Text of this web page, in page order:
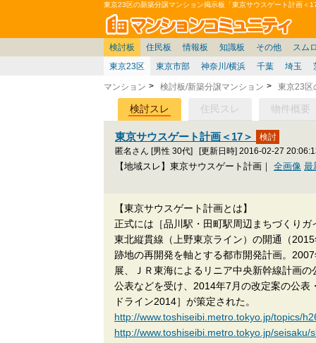
東京23区の新築分譲マンション掲示板「東京サウスゲート計画＜
マ
検討板
東京23区
東京市部 神奈川/横浜 千葉 埼玉
住民板
東京 神奈川 埼玉/千葉/関東 札幌/東北/北陸/信越
情報板
価格表 スムログ出張所 暮らしやすさ評価 見学
知識板
住宅ローン デベ/ゼネコン マンション雑談 マ
その他
雑談 賃貸 移住相談 リゾート 広告 バトル
スム
お便り返し 座談会/対談 ブロガーの本音 マン
関東 中部 近畿 北海道 東北 中国 九州
東京都 神奈川県 千葉県 埼玉県 愛知県 大
注文住宅 建売住宅 戸建質問 住宅設備
マンション 検討板/新築分譲マンション 東京23区
検討スレ 住民スレ 物件概要
東京サウスゲート計画＜17＞
匿名さん [男性 30代] [更新日時] 2016-02-27
【地域スレ】東京サウスゲート計画｜ 全画像 最
【東京サウスゲート計画とは】
正式には［品川駅・田町駅周辺まちづくりガ
東北縦貫線（上野東京ライン）の開通（
跡地の再開発を軸とする都市開発計画。
展、ＪＲ東海によるリニア中央新幹線計画
公表などを受け、2014年7月の改定案の公表
ドライン2014］が策定された。
http://www.toshiseibi.metro.tokyo.jp/topics/
http://www.toshiseibi.metro.tokyo.jp/seisaku/